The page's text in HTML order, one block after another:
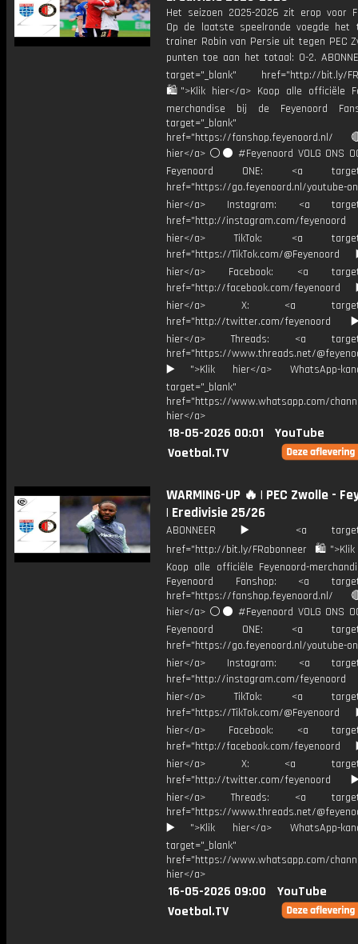
Het seizoen 2025-2026 zit erop voor
Op de laatste speelronde voegde het
trainer Robin van Persie uit tegen PEC
punten toe aan het totaal: 0-2.
target="_blank" href="http://bit.ly/
🛍">Klik hier</a> Koop alle officiële
merchandise bij de Feyenoord
target="_blank"
href="https://
hier</a> ⚪️⚫ #Feyenoord VOLG ONS
Feyenoord ONE: <a
href="https://go.feyenoord.nl/youtube-
hier</a> Instagram: <a
href="http://instagram.com/
hier</a> TikTok: <a
href="https://TikTok.com/
hier</a> Facebook: <a
href="http://facebook.com/
hier</a> X: <a
href="http://twitter.com/
hier</a> Threads: <a
href="https://www.threads.net/
▶️">Klik hier</a> WhatsApp-
target="_blank"
href="https://www.whatsapp.com/
hier</a>
18-05-2026 00:01
YouTube
Voetbal.TV
WARMING-UP 🔥 | PEC Zwolle -
| Eredivisie 25/26
ABONNEER ▶️ <a
href="http://bit.ly/FRabonneer
Koop alle officiële Feyenoord-
Feyenoord Fanshop: <a
href="https://
hier</a> ⚪️⚫ #Feyenoord VOLG ONS
Feyenoord ONE: <a
href="https://go.feyenoord.nl/youtube-
hier</a> Instagram: <a
href="http://instagram.com/
hier</a> TikTok: <a
href="https://TikTok.com/
hier</a> Facebook: <a
href="http://facebook.com/
hier</a> X: <a
href="http://twitter.com/
hier</a> Threads: <a
href="https://www.threads.net/
▶️">Klik hier</a> WhatsApp-
target="_blank"
href="https://www.whatsapp.com/
hier</a>
16-05-2026 09:00
YouTube
Voetbal.TV